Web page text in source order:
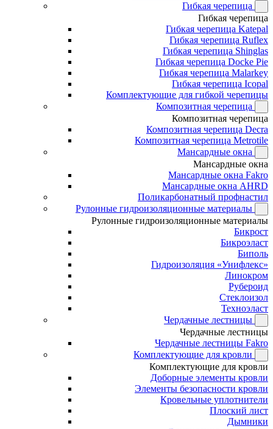
Гибкая черепица
Гибкая черепица
Гибкая черепица Katepal
Гибкая черепица Ruflex
Гибкая черепица Shinglas
Гибкая черепица Docke Pie
Гибкая черепица Malarkey
Гибкая черепица Icopal
Комплектующие для гибкой черепицы
Композитная черепица
Композитная черепица
Композитная черепица Decra
Композитная черепица Metrotile
Мансардные окна
Мансардные окна
Мансардные окна Fakro
Мансардные окна AHRD
Поликарбонатный профнастил
Рулонные гидроизоляционные материалы
Рулонные гидроизоляционные материалы
Бикрост
Бикроэласт
Биполь
Гидроизоляция «Унифлекс»
Линокром
Рубероид
Стеклоизол
Техноэласт
Чердачные лестницы
Чердачные лестницы
Чердачные лестницы Fakro
Комплектующие для кровли
Комплектующие для кровли
Доборные элементы кровли
Элементы безопасности кровли
Кровельные уплотнители
Плоский лист
Дымники